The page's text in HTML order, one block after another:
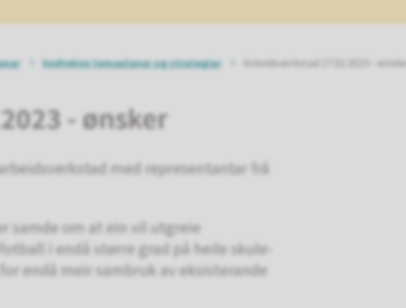
Vedtekne temaplanar og strategiar Arbeidsverkstad 17.02.2023 - ønsker
- ønsker
med representantar frå
samde om at ein vil utgreie
i endå større grad på heile skule-
endå meir sambruk av eksisterande